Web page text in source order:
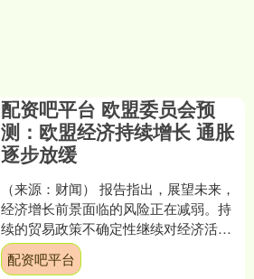
配资吧平台 欧盟委员会预
测：欧盟经济持续增长 通胀
逐步放缓
（来源：财闻） 报告指出，展望未来，
经济增长前景面临的风险正在减弱。持
续的贸易政策不确定性继续对经济活动
构成压力，关税和非关税壁垒对欧盟经
济增长的制约作用可能超....
配资吧平台